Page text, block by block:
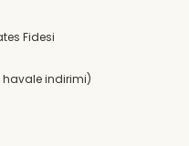
Fidesi
havale indirimi)